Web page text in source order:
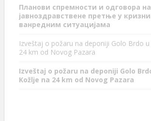
Планови спремности и одговора на
јавноздравствене претње у
ванредним ситуацијама
Izveštaj o požaru na deponiji Golo Brdo
24 km od Novog Pazara
Izveštaj o požaru na deponiji Golo
Kožlje na 24 km od Novog Pazara